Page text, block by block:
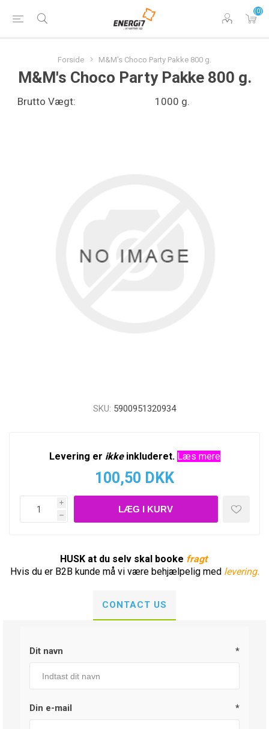
(0)
Forside M&M's Choco Party Pakke 800 g.
M&M's Choco Party Pakke 800 g.
Brutto Vægt: 1000 g.
SKU: 5900951320934
Levering er ikkeinkluderet. Læs mere
100,50 DKK
i
h
HUSK at du selv skal booke fragt
Hvis du er B2B kunde må vi være behjælpelig med levering.
CONTACT US
Dit navn *
Din e-mail *